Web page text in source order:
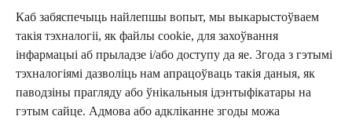
Каб забяспечыць найлепшы вопыт, мы выкарыстоўваем
такія тэхналогіі, як файлы cookie, для захоўвання
інфармацыі аб прыладзе і/або доступу да яе. Згода з гэтымі
тэхналогіямі дазволіць нам апрацоўваць такія даныя, як
паводзіны прагляду або ўнікальныя ідэнтыфікатары на
гэтым сайце. Адмова або адкліканне згоды можа
Аўтар Ігар Бабкоў
Тып выдання Мяккая вокладка
Колькасць старонак 116
Год выдання 2009